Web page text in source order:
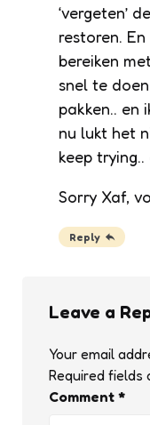
‘vergeten’
restoren.
bereiken
snel te
pakken.. en
nu lukt het
keep
Sorry Xaf,
Reply
Leave a
Your email
Required fields
Comment *